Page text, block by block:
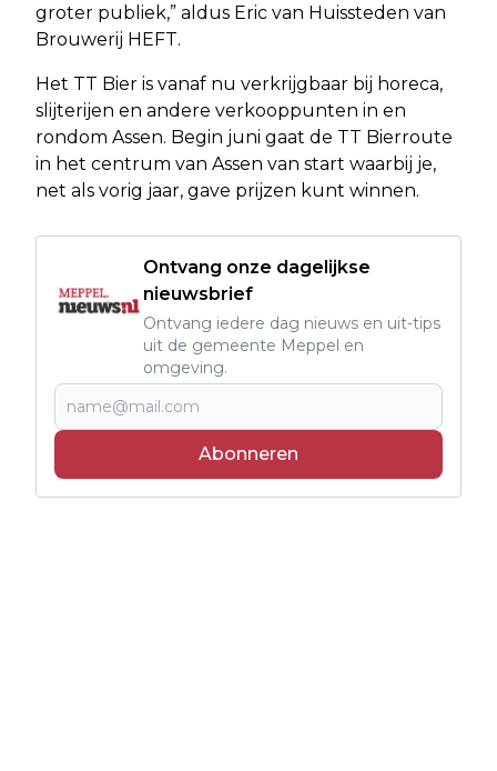
groter publiek,” aldus Eric van Huissteden van
Brouwerij HEFT.
Het TT Bier is vanaf nu verkrijgbaar bij horeca,
slijterijen en andere verkooppunten in en
rondom Assen. Begin juni gaat de TT Bierroute
in het centrum van Assen van start waarbij je,
net als vorig jaar, gave prijzen kunt winnen.
Ontvang onze dagelijkse
nieuwsbrief
Ontvang iedere dag nieuws en uit-tips
uit de gemeente Meppel en
omgeving.
Abonneren